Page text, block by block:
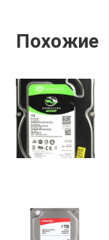
Похожие